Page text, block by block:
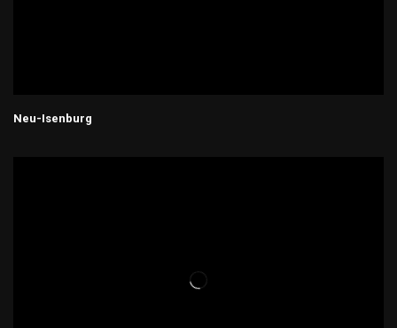
Neu-Isenburg